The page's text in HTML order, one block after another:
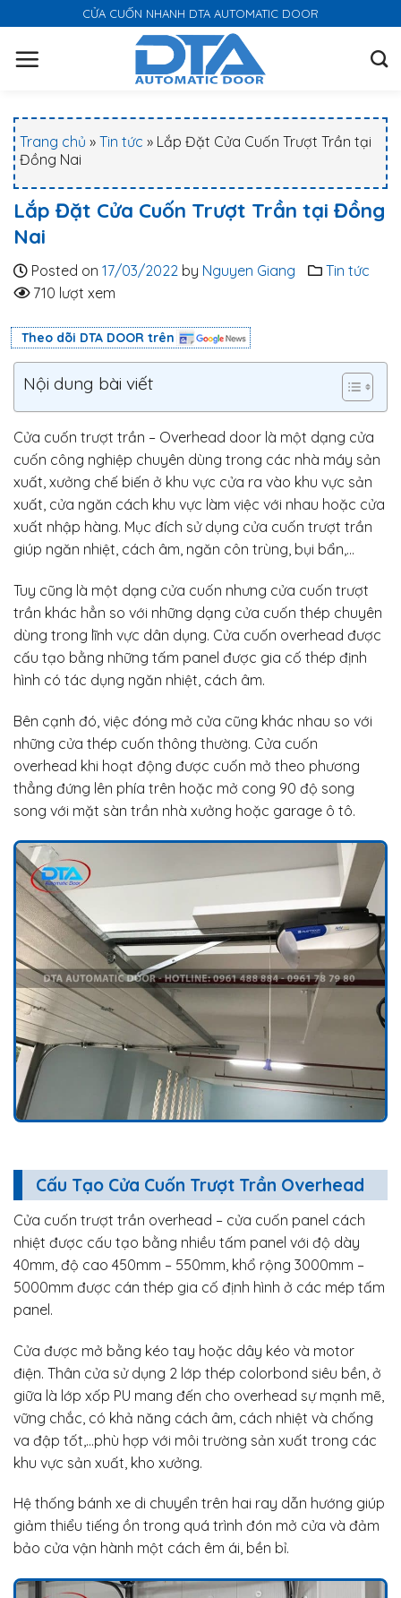
k
CỬA CUỐN NHANH DTA AUTOMATIC DOOR
Trang chủ » Tin tức » Lắp Đặt Cửa Cuốn Trượt Trần tại
Đồng Nai
Lắp Đặt Cửa Cuốn Trượt Trần tại Đồng
Nai
Posted on 17/03/2022 by Nguyen Giang
Tin tức
710 lượt xem
Theo dõi DTA DOOR trên
Nội dung bài viết
Cửa cuốn trượt trần – Overhead door là một dạng cửa
cuốn công nghiệp chuyên dùng trong các nhà máy sản
xuất, xưởng chế biến ở khu vực cửa ra vào khu vực sản
xuất, cửa ngăn cách khu vực làm việc với nhau hoặc cửa
xuất nhập hàng. Mục đích sử dụng cửa cuốn trượt trần
giúp ngăn nhiệt, cách âm, ngăn côn trùng, bụi bẩn,…
Tuy cũng là một dạng cửa cuốn nhưng cửa cuốn trượt
trần khác hẳn so với những dạng cửa cuốn thép chuyên
dùng trong lĩnh vực dân dụng. Cửa cuốn overhead được
cấu tạo bằng những tấm panel được gia cố thép định
hình có tác dụng ngăn nhiệt, cách âm.
Bên cạnh đó, việc đóng mở cửa cũng khác nhau so với
những cửa thép cuốn thông thường. Cửa cuốn
overhead khi hoạt động được cuốn mở theo phương
thẳng đứng lên phía trên hoặc mở cong 90 độ song
song với mặt sàn trần nhà xưởng hoặc garage ô tô.
Cấu Tạo Cửa Cuốn Trượt Trần Overhead
Cửa cuốn trượt trần overhead – cửa cuốn panel cách
nhiệt được cấu tạo bằng nhiều tấm panel với độ dày
40mm, độ cao 450mm – 550mm, khổ rộng 3000mm –
5000mm được cán thép gia cố định hình ở các mép tấm
panel.
Cửa được mở bằng kéo tay hoặc dây kéo và motor
điện. Thân cửa sử dụng 2 lớp thép colorbond siêu bền, ở
giữa là lớp xốp PU mang đến cho overhead sự mạnh mẽ,
vững chắc, có khả năng cách âm, cách nhiệt và chống
va đập tốt,…phù hợp với môi trường sản xuất trong các
khu vực sản xuất, kho xưởng.
Hệ thống bánh xe di chuyển trên hai ray dẫn hướng giúp
giảm thiểu tiếng ồn trong quá trình đón mở cửa và đảm
bảo cửa vận hành một cách êm ái, bền bỉ.